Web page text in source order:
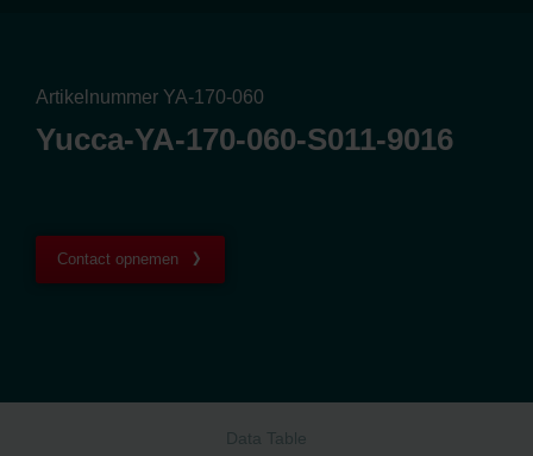
Artikelnummer YA-170-060
Yucca-YA-170-060-S011-9016
Contact opnemen
Data Table